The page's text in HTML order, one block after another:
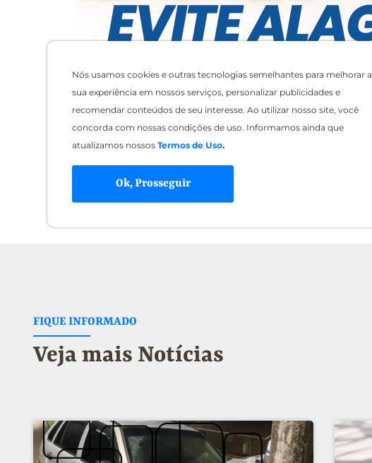
Nós usamos cookies e outras tecnologias semelhantes para melhorar a
sua experiência em nossos serviços, personalizar publicidades e
recomendar conteúdos de seu interesse. Ao utilizar nosso site, você
concorda com nossas condições de uso. Informamos ainda que
atualizamos nossosTermos de Uso.
Ok, Prosseguir
FIQUE INFORMADO
Veja mais Notícias